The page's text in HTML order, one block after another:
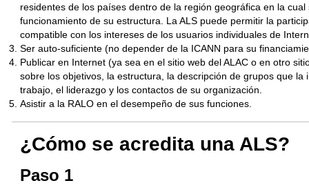
residentes de los países dentro de la región geográfica en la
funcionamiento de su estructura. La ALS puede permitir la
compatible con los intereses de los usuarios individuales de
Ser auto-suficiente (no depender de la ICANN para su
Publicar en Internet (ya sea en el sitio web del ALAC o en otro
sobre los objetivos, la estructura, la descripción de grupos que
trabajo, el liderazgo y los contactos de su organización.
Asistir a la RALO en el desempeño de sus funciones.
¿Cómo se acredita una ALS?
Paso 1